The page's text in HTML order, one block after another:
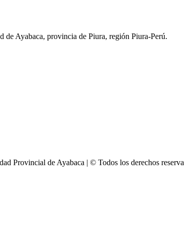
de Ayabaca, provincia de Piura, región Piura-Perú.
Provincial de Ayabaca | © Todos los derechos